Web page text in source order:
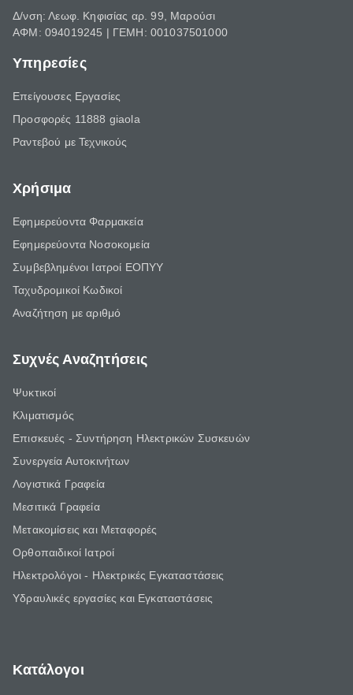
Δ/νση: Λεωφ. Κηφισίας αρ. 99, Μαρούσι
ΑΦΜ: 094019245 | ΓΕΜΗ: 001037501000
Υπηρεσίες
Επείγουσες Εργασίες
Προσφορές 11888 giaola
Ραντεβού με Τεχνικούς
Χρήσιμα
Εφημερεύοντα Φαρμακεία
Εφημερεύοντα Νοσοκομεία
Συμβεβλημένοι Ιατροί ΕΟΠΥΥ
Ταχυδρομικοί Κωδικοί
Αναζήτηση με αριθμό
Συχνές Αναζητήσεις
Ψυκτικοί
Κλιματισμός
Επισκευές - Συντήρηση Ηλεκτρικών Συσκευών
Συνεργεία Αυτοκινήτων
Λογιστικά Γραφεία
Μεσιτικά Γραφεία
Μετακομίσεις και Μεταφορές
Ορθοπαιδικοί Ιατροί
Ηλεκτρολόγοι - Ηλεκτρικές Εγκαταστάσεις
Υδραυλικές εργασίες και Εγκαταστάσεις
Κατάλογοι